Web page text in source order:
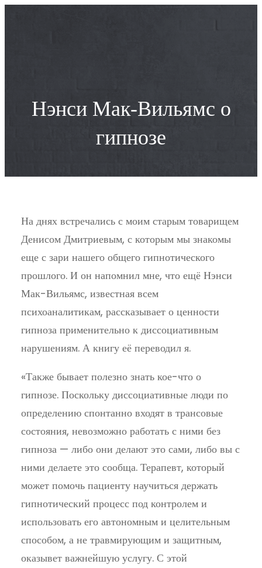
Нэнси Мак-Вильямс о
гипнозе
На днях встречались с моим старым товарищем
Денисом Дмитриевым, с которым мы знакомы
еще с зари нашего общего гипнотического
прошлого. И он напомнил мне, что ещё Нэнси
Мак-Вильямс, известная всем
психоаналитикам, рассказывает о ценности
гипноза применительно к диссоциативным
нарушениям. А книгу её переводил я.
«Также бывает полезно знать кое-что о
гипнозе. Поскольку диссоциативные люди по
определению спонтанно входят в трансовые
состояния, невозможно работать с ними без
гипноза — либо они делают это сами, либо вы с
ними делаете это сообща. Терапевт, который
может помочь пациенту научиться держать
гипнотический процесс под контролем и
использовать его автономным и целительным
способом, а не травмирующим и защитным,
оказывет важнейшую услугу. С этой